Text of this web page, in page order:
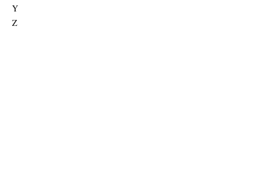
Y
Z